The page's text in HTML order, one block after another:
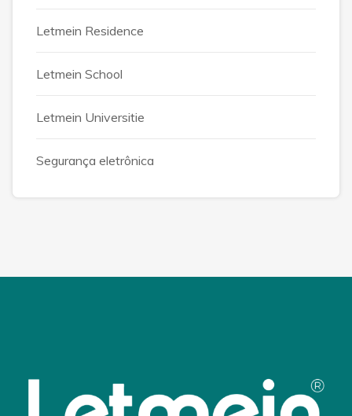
Letmein Residence
Letmein School
Letmein Universitie
Segurança eletrônica